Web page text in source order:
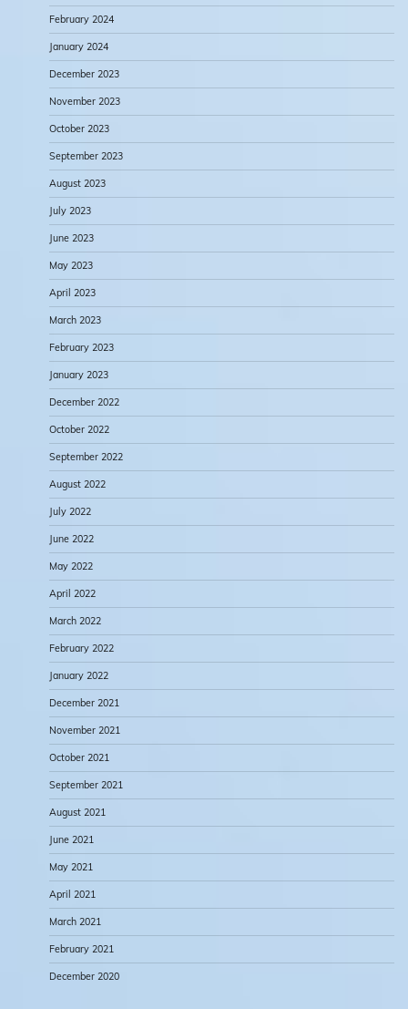
February 2024
January 2024
December 2023
November 2023
October 2023
September 2023
August 2023
July 2023
June 2023
May 2023
April 2023
March 2023
February 2023
January 2023
December 2022
October 2022
September 2022
August 2022
July 2022
June 2022
May 2022
April 2022
March 2022
February 2022
January 2022
December 2021
November 2021
October 2021
September 2021
August 2021
June 2021
May 2021
April 2021
March 2021
February 2021
December 2020